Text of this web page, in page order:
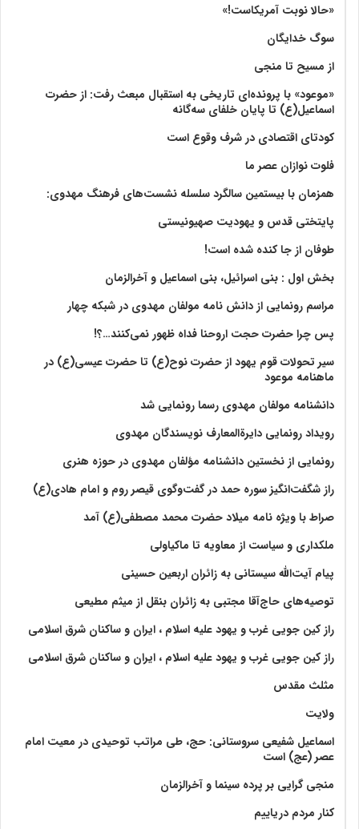
«حالا نوبت آمریکاست!»
سوگ خدایگان
از مسیح تا منجی
«موعود» با پرونده‌ای تاریخی به استقبال مبعث رفت: از حضرت
اسماعیل(ع) تا پایان خلفای سه‌گانه
کودتای اقتصادی در شرف وقوع است
فلوت نوازان عصر ما
همزمان با بیستمین سالگرد سلسله نشست‌های فرهنگ مهدوی:‌
پایتختی قدس و یهودیت صهیونیستی
طوفان از جا کنده شده است!
بخش اول : بنی اسرائیل، بنی اسماعیل و آخرالزمان
مراسم رونمایی از دانش نامه مولفان مهدوی در شبکه چهار
پس چرا حضرت حجت اروحنا فداه ظهور نمی‌کنند…؟!
سیر تحولات قوم یهود از حضرت نوح(ع) تا حضرت عیسی(ع) در
ماهنامه موعود
دانشنامه مولفان مهدوی رسما رونمایی شد
رویداد رونمایی دایرةالمعارف نویسندگان مهدوی
رونمایی از نخستین دانشنامه مؤلفان مهدوی در حوزه هنری
راز شگفت‌انگیز سوره حمد در گفت‌وگوی قیصر روم و امام هادی(ع)
صراط با ویژه نامه میلاد حضرت محمد مصطفی(ع) آمد
ملکداری و سیاست از معاویه تا ماکیاولی
پیام آیت‌الله سیستانی به زائران اربعین حسینی
توصیه‌های حاج‌آقا مجتبی به زائران بنقل از میثم مطیعی
راز کین جویی غرب و یهود علیه اسلام ، ایران و ساکنان شرق اسلامی
راز کین جویی غرب و یهود علیه اسلام ، ایران و ساکنان شرق اسلامی
مثلث مقدس
ولايت‏
اسماعیل شفیعی سروستانی: حج، طی مراتب توحیدی در معیت امام
عصر (عج) است
منجی گرایی بر پرده سینما و آخرالزمان
کنار مردم دریاییم